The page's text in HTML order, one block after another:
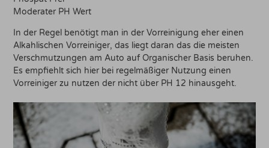
Moderater PH Wert
In der Regel benötigt man in der Vorreinigung eher einen
Alkahlischen Vorreiniger, das liegt daran das die meisten
Verschmutzungen am Auto auf Organischer Basis beruhen.
Es empfiehlt sich hier bei regelmäßiger Nutzung einen
Vorreiniger zu nutzen der nicht über PH 12 hinausgeht.